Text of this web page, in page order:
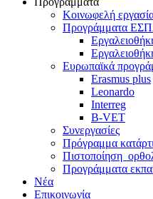
Κοινωφελή
Προγράμματα
Ευρωπαϊκά
Erasmus plus
Leonardo
Interreg
B-VET
Συνεργασίες
Πρόγραμμα
Πιστοποίηση
Προγράμματα
Νέα
Επικοινωνία